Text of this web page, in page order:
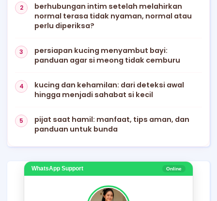
berhubungan intim setelah melahirkan
normal terasa tidak nyaman, normal atau
perlu diperiksa?
persiapan kucing menyambut bayi:
panduan agar si meong tidak cemburu
kucing dan kehamilan: dari deteksi awal
hingga menjadi sahabat si kecil
pijat saat hamil: manfaat, tips aman, dan
panduan untuk bunda
WhatsApp Support Online